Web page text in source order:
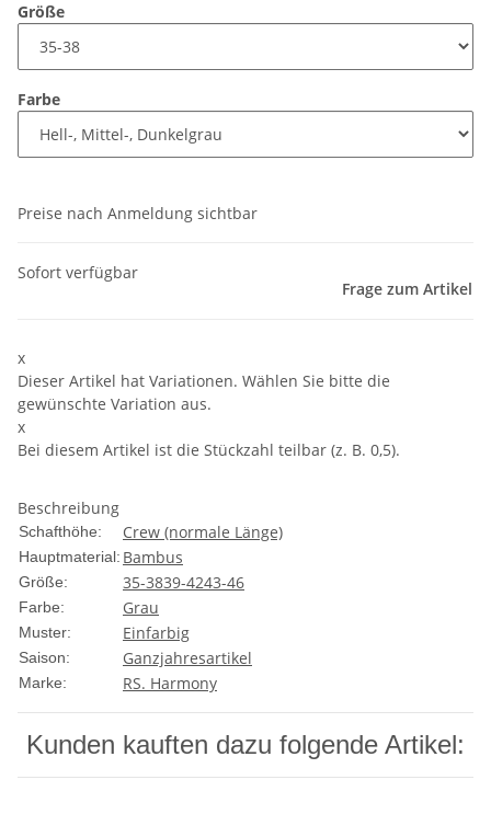
Größe
Farbe
Preise nach Anmeldung sichtbar
Sofort verfügbar
Frage zum Artikel
x
Dieser Artikel hat Variationen. Wählen Sie bitte die
gewünschte Variation aus.
x
Bei diesem Artikel ist die Stückzahl teilbar (z. B. 0,5).
Beschreibung
Schafthöhe: Crew (normale Länge)
Hauptmaterial: Bambus
Größe: 35-3839-4243-46
Farbe: Grau
Muster: Einfarbig
Saison: Ganzjahresartikel
Marke: RS. Harmony
Kunden kauften dazu folgende Artikel: